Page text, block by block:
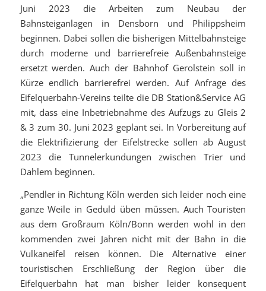
Juni 2023 die Arbeiten zum Neubau der
Bahnsteiganlagen in Densborn und Philippsheim
beginnen. Dabei sollen die bisherigen Mittelbahnsteige
durch moderne und barrierefreie Außenbahnsteige
ersetzt werden. Auch der Bahnhof Gerolstein soll in
Kürze endlich barrierefrei werden. Auf Anfrage des
Eifelquerbahn-Vereins teilte die DB Station&Service AG
mit, dass eine Inbetriebnahme des Aufzugs zu Gleis 2
& 3 zum 30. Juni 2023 geplant sei. In Vorbereitung auf
die Elektrifizierung der Eifelstrecke sollen ab August
2023 die Tunnelerkundungen zwischen Trier und
Dahlem beginnen.
„Pendler in Richtung Köln werden sich leider noch eine
ganze Weile in Geduld üben müssen. Auch Touristen
aus dem Großraum Köln/Bonn werden wohl in den
kommenden zwei Jahren nicht mit der Bahn in die
Vulkaneifel reisen können. Die Alternative einer
touristischen Erschließung der Region über die
Eifelquerbahn hat man bisher leider konsequent